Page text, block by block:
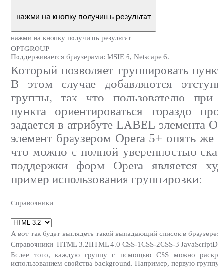
нажми на кнопку получишь результат
нажми на кнопку получишь результат
OPTGROUP
Поддерживается браузерами: MSIE 6, Netscape 6.
Который позволяет группировать
В этом случае добавляются
группы, так что пользователю при
пункта ориентироваться гораздо
задается в атрибуте LABEL элемента
элемент браузером Opera 5+ опять же
что можно с полной уверенностью
поддержки форм Opera является
пример использования группировки:
Справочники:
А вот так будет выглядеть такой выпадающий список в браузере:
Справочники: HTML 3.2HTML 4.0 CSS-1CSS-2CSS-3
Более того, каждую группу с помощью CSS можно
использованием свойства background. Например, первую